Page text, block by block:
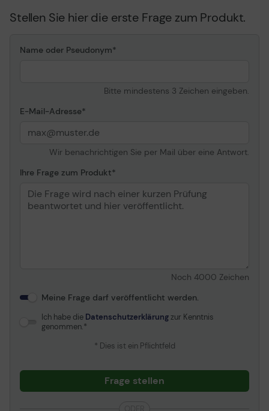
Stellen Sie hier die erste Frage zum Produkt.
Name oder Pseudonym
Bitte mindestens 3 Zeichen eingeben.
E-Mail-Adresse
Wir benachrichtigen Sie per Mail über eine Antwort.
Ihre Frage zum Produkt
Noch 4000 Zeichen
Meine Frage darf veröffentlicht werden.
Ich habe die Datenschutzerklärungzur Kenntnis
genommen.
* Dies ist ein Pflichtfeld
Frage stellen